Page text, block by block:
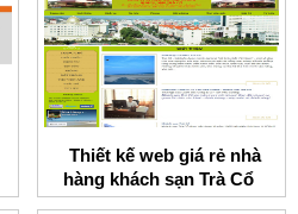
Thiết kế web giá rẻ nhà
hàng khách sạn Trà Cổ